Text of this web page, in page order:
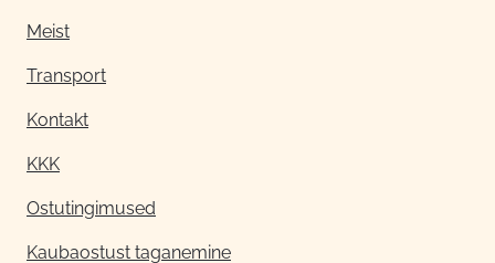
Meist
Transport
Kontakt
KKK
Ostutingimused
Kaubaostust taganemine